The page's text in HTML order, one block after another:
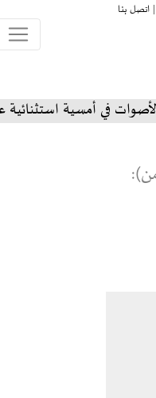
|اتصل بنا
على المسرح